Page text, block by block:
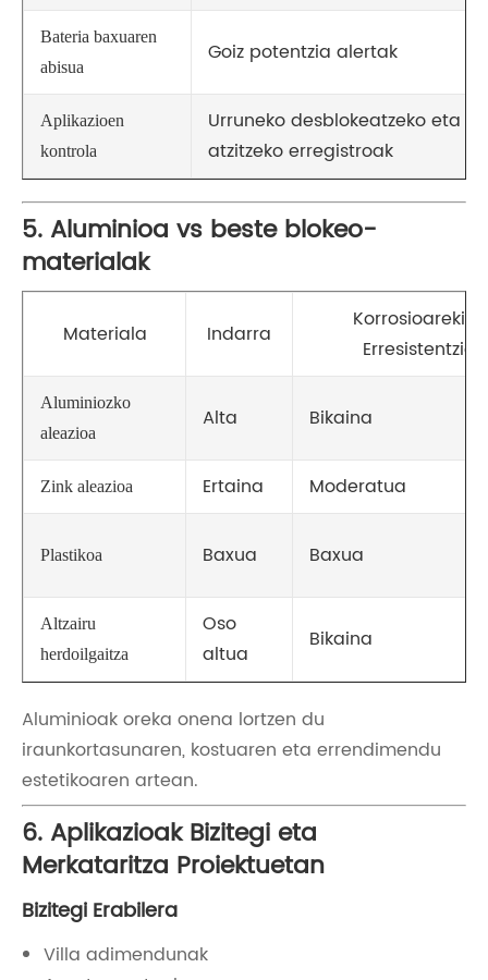
Bateria baxuaren
abisua
Goiz potentzia alertak
Aplikazioen
kontrola
Urruneko desblokeatzeko eta
atzitzeko erregistroak
5. Aluminioa vs beste blokeo-
materialak
Materiala Indarra
Korrosioarekiko
Erresistentzia
Aluminiozko
aleazioa
Alta Bikaina
Zink aleazioa Ertaina Moderatua
Plastikoa Baxua Baxua
Altzairu
herdoilgaitza
Oso
altua
Bikaina
Aluminioak oreka onena lortzen du
iraunkortasunaren, kostuaren eta errendimendu
estetikoaren artean.
6. Aplikazioak Bizitegi eta
Merkataritza Proiektuetan
Bizitegi Erabilera
Villa adimendunak